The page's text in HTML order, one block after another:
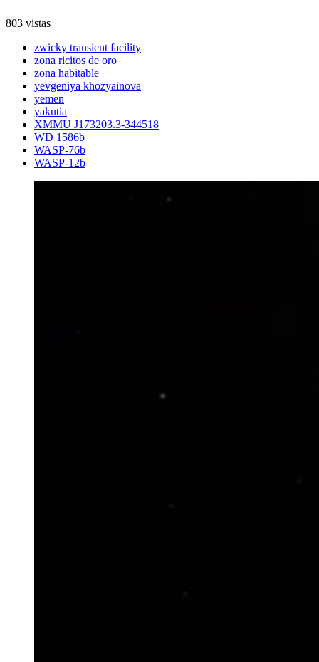
803 vistas
zwicky transient facility
zona ricitos de oro
zona habitable
yevgeniya khozyainova
yemen
yakutia
XMMU J173203.3-344518
WD 1586b
WASP-76b
WASP-12b